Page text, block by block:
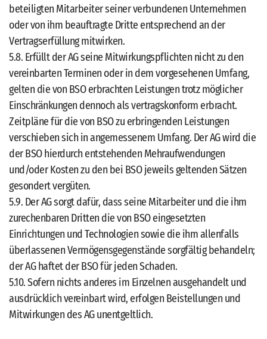
beteiligten Mitarbeiter seiner verbundenen Unternehmen
oder von ihm beauftragte Dritte entsprechend an der
Vertragserfüllung mitwirken.
5.8. Erfüllt der AG seine Mitwirkungspflichten nicht zu den
vereinbarten Terminen oder in dem vorgesehenen Umfang,
gelten die von BSO erbrachten Leistungen trotz möglicher
Einschränkungen dennoch als vertragskonform erbracht.
Zeitpläne für die von BSO zu erbringenden Leistungen
verschieben sich in angemessenem Umfang. Der AG wird die
der BSO hierdurch entstehenden Mehraufwendungen
und/oder Kosten zu den bei BSO jeweils geltenden Sätzen
gesondert vergüten.
5.9. Der AG sorgt dafür, dass seine Mitarbeiter und die ihm
zurechenbaren Dritten die von BSO eingesetzten
Einrichtungen und Technologien sowie die ihm allenfalls
überlassenen Vermögensgegenstände sorgfältig behandeln;
der AG haftet der BSO für jeden Schaden.
5.10. Sofern nichts anderes im Einzelnen ausgehandelt und
ausdrücklich vereinbart wird, erfolgen Beistellungen und
Mitwirkungen des AG unentgeltlich.